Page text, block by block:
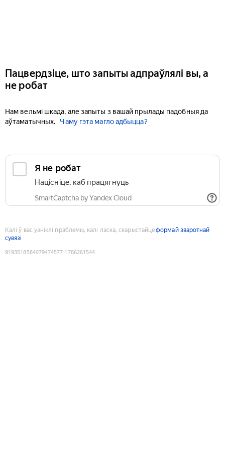
Пацвердзіце, што запыты адпраўлялі вы, а
не робат
Нам вельмі шкада, але запыты з вашай прылады падобныя да
аўтаматычных.
Чаму гэта магло адбыцца?
Я не робат
Націсніце, каб працягнуць
SmartCaptcha by Yandex Cloud
Калі ў вас узніклі праблемы, калі ласка, скарыстайцеформай зваротнай
сувязі
9193518584079474577:1786261544